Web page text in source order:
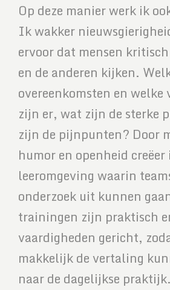
Op deze manier werk ik
Ik wakker
ervoor dat mensen
en de anderen kijken.
overeenkomsten en
zijn er, wat zijn de sterke
zijn de pijnpunten? Door
humor en openheid
leeromgeving waarin
onderzoek uit kunnen
trainingen zijn praktisch
vaardigheden gericht,
makkelijk de vertaling
naar de dagelijkse praktijk.